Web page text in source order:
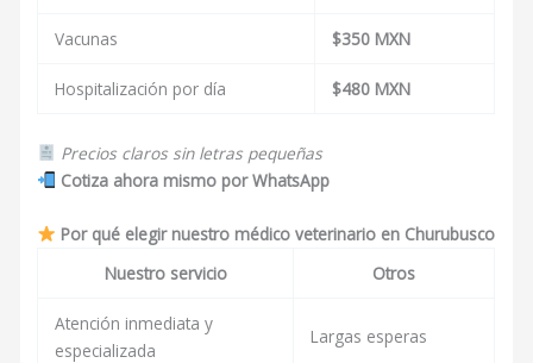
Vacunas $350 MXN
Hospitalización por día $480 MXN
Precios claros sin letras pequeñas
Cotiza ahora mismo por WhatsApp
Por qué elegir nuestro médico veterinario en Churubusco
Nuestro servicio
Otros
Atención inmediata y
especializada
Largas esperas